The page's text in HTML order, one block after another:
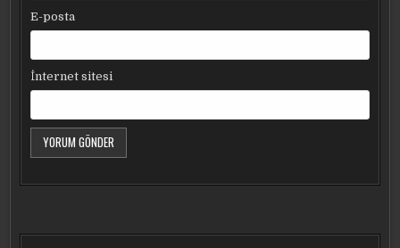
E-posta
İnternet sitesi